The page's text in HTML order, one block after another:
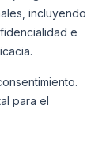
incluyendo
e
para el